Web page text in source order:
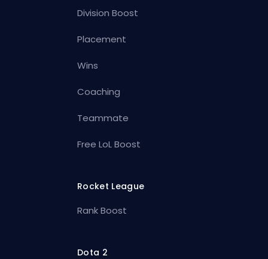
Division Boost
Placement
Wins
Coaching
Teammate
Free LoL Boost
Rocket League
Rank Boost
Dota 2